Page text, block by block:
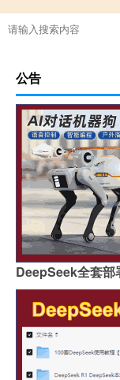
公告
DeepSeek全套部